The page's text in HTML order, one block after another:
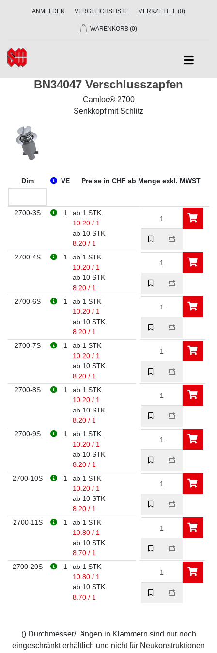
ANMELDEN VERGLEICHSLISTE MERKZETTEL (0)
WARENKORB (0)
BN34047 Verschlusszapfen
Camloc® 2700
Senkkopf mit Schlitz
Dim VE Preise in CHF ab Menge exkl. MWST
2700-3S 1
ab 1 STK
10.20 / 1
ab 10 STK
8.20 / 1
2700-4S
1
ab 1 STK
10.20 / 1
ab 10 STK
8.20 / 1
2700-6S
1
ab 1 STK
10.20 / 1
ab 10 STK
8.20 / 1
2700-7S
1
ab 1 STK
10.20 / 1
ab 10 STK
8.20 / 1
2700-8S
1
ab 1 STK
10.20 / 1
ab 10 STK
8.20 / 1
2700-9S
1
ab 1 STK
10.20 / 1
ab 10 STK
8.20 / 1
2700-10S
1
ab 1 STK
10.20 / 1
ab 10 STK
8.20 / 1
2700-11S
1
ab 1 STK
10.80 / 1
ab 10 STK
8.70 / 1
2700-20S
1
ab 1 STK
10.80 / 1
ab 10 STK
8.70 / 1
() Durchmesser/Längen in Klammern sind nur noch
eingeschränkt erhältlich und nicht für Neukonstruktionen